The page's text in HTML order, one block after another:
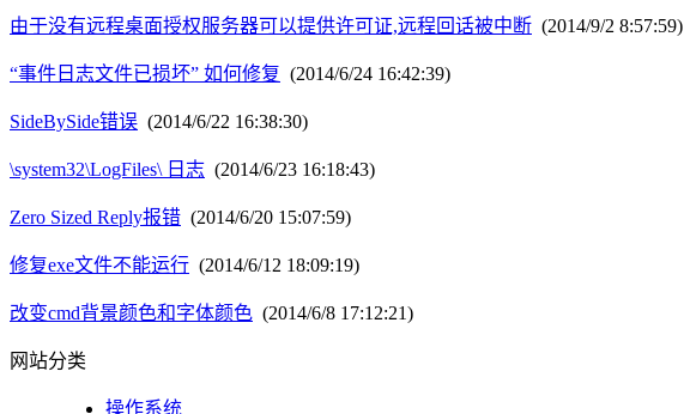
由于没有远程桌面授权服务器可以提供许可证,远程回话被中断 (2014/9/2 8:57:59)
“事件日志文件已损坏” 如何修复 (2014/6/24 16:42:39)
SideBySide错误 (2014/6/22 16:38:30)
\system32\LogFiles\ 日志 (2014/6/23 16:18:43)
Zero Sized Reply报错 (2014/6/20 15:07:59)
修复exe文件不能运行 (2014/6/12 18:09:19)
改变cmd背景颜色和字体颜色 (2014/6/8 17:12:21)
网站分类
操作系统